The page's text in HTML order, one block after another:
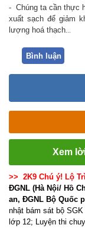
- Chúng ta cần thực
xuất sạch để giảm
lượng hoá thạch
Bình luận
Xem
>> 2K9 Chú ý! Lộ
ĐGNL (Hà Nội/ Hồ
an, ĐGNL Bộ Quốc
nhật bám sát bộ
lớp 12; Luyện thi